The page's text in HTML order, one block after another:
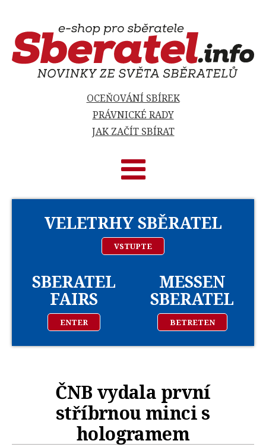
OCEŇOVÁNÍ SBÍREK
PRÁVNICKÉ RADY
JAK ZAČÍT SBÍRAT
VELETRHY SBĚRATEL
VSTUPTE
SBERATEL
FAIRS
ENTER
MESSEN
SBERATEL
BETRETEN
ČNB vydala první
stříbrnou minci s
hologramem